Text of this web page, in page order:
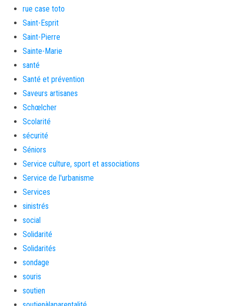
rue case toto
Saint-Esprit
Saint-Pierre
Sainte-Marie
santé
Santé et prévention
Saveurs artisanes
Schœlcher
Scolarité
sécurité
Séniors
Service culture, sport et associations
Service de l'urbanisme
Services
sinistrés
social
Solidarité
Solidarités
sondage
souris
soutien